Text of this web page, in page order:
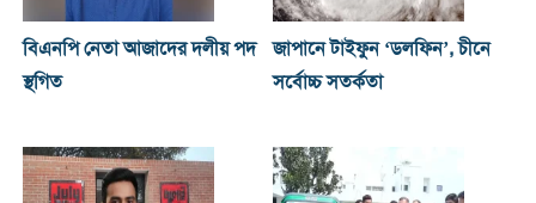
বিএনপি নেতা আজাদের দলীয় পদ
স্থগিত
জাপানে টাইফুন ‘ডলফিন’, চীনে
সর্বোচ্চ সতর্কতা